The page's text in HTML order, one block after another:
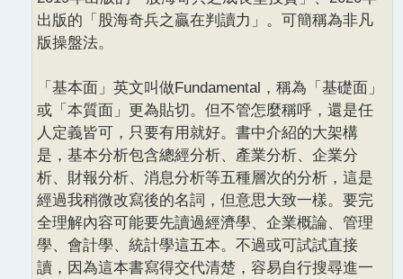
出版的「股海奇兵之贏在判讀力」。可簡稱為非凡
版操盤法。
「基本面」英文叫做Fundamental，稱為「基礎面」
或「本質面」更為貼切。但不管怎麼稱呼，還是任
人定義皆可，只要有用就好。書中介紹的大架構
是，基本分析包含總經分析、產業分析、企業分
析、財報分析、消息分析等五種層次的分析，這是
經過我稍微改寫後的名詞，但意思大致一樣。要完
全理解內容可能要先讀過經濟學、企業概論、管理
學、會計學、統計學這五本。不過或可試試直接
讀，因為這本書寫得交代清楚，容易自行搜尋進一